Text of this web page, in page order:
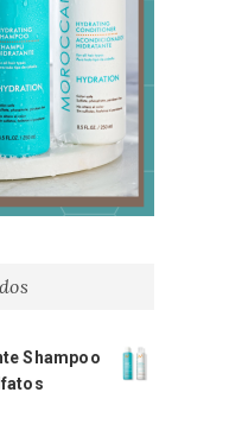
Shampoo